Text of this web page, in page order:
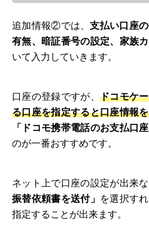
追加情報②では、支払い口座
有無、暗証番号の設定、家族
いて入力していきます。
口座の登録ですが、 ドコモケ
る口座を指定すると口座情報
「ドコモ携帯電話のお支払口
のが一番おすすめです。
ネット上で口座の設定が出来な
振替依頼書を送付」 を選択す
指定することが出来ます。